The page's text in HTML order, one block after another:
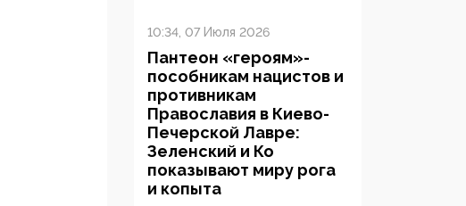
10:34, 07 Июля 2026
Пантеон «героям»-
пособникам нацистов и
противникам
Православия в Киево-
Печерской Лавре:
Зеленский и Ко
показывают миру рога
и копыта